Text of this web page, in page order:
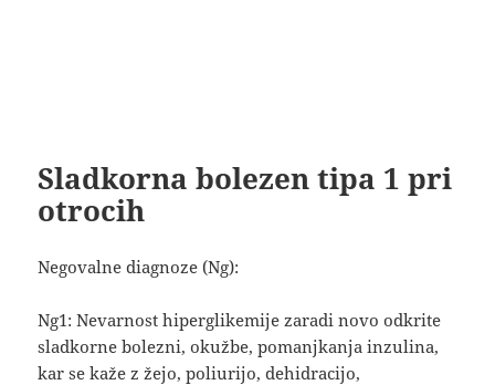
Sladkorna bolezen tipa 1 pri
otrocih
Negovalne diagnoze (Ng):
Ng1: Nevarnost hiperglikemije zaradi novo odkrite
sladkorne bolezni, okužbe, pomanjkanja inzulina,
kar se kaže z žejo, poliurijo, dehidracijo,